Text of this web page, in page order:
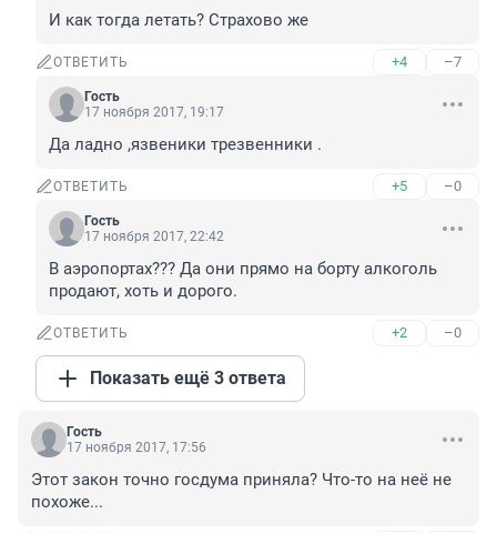
И как тогда летать? Страхово же
ОТВЕТИТЬ +4 –7
Гость
17 ноября 2017, 19:17
Да ладно ,язвеники трезвенники .
ОТВЕТИТЬ +5 –0
Гость
17 ноября 2017, 22:42
В аэропортах??? Да они прямо на борту алкоголь
продают, хоть и дорого.
ОТВЕТИТЬ +2 –0
Показать ещё 3 ответа
Гость
17 ноября 2017, 17:56
Этот закон точно госдума приняла? Что-то на неё не
похоже...